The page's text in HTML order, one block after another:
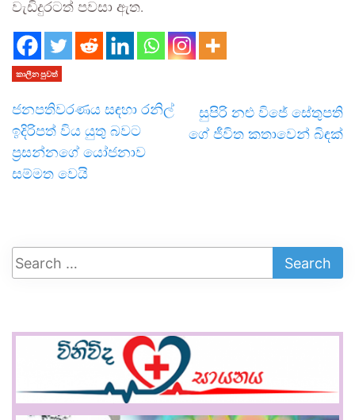
වැඩිදුරටත් පවසා ඇත.
කාලීන පුවත්
ජනපතිවරණය සඳහා රනිල්
ඉදිරිපත් විය යුතු බවට
ප්‍රසන්නගේ යෝජනාව
සම්මත වෙයි
සුපිරි නළු විජේ සේතුපති
ගේ ජීවිත කතාවෙන් බිඳක්